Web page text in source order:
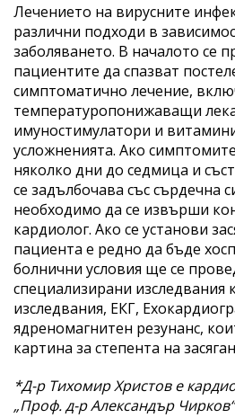
Лечението на вирусните
различни подходи в
заболяването. В началото се
пациентите да спазват
симптоматично лечение,
температуропонижаващи
имуностимулатори и
усложненията. Ако
няколко дни до седмица и
се задълбочава със сърдечна
необходимо да се извърши
кардиолог. Ако се установи
пациента е редно да бъде
болнични условия ще се
специализирани изследвания
изследвания, ЕКГ,
ядреномагнитен резунанс,
картина за степента на
*Д-р Тихомир Христов е
„Проф. д-р Александър Чирков“